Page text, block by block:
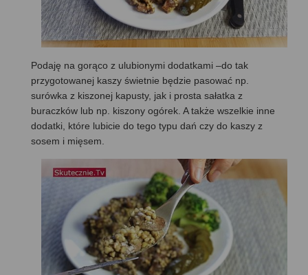
Podaję na gorąco z ulubionymi dodatkami –do tak
przygotowanej kaszy świetnie będzie pasować np.
surówka z kiszonej kapusty, jak i prosta sałatka z
buraczków lub np. kiszony ogórek. A także wszelkie inne
dodatki, które lubicie do tego typu dań czy do kaszy z
sosem i mięsem.